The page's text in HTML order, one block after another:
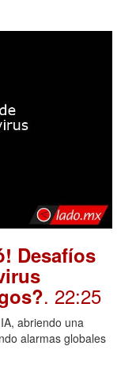
Desafíos
. 22:25
abriendo una
alarmas globales